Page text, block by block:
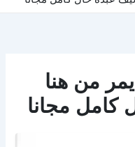
من هنا